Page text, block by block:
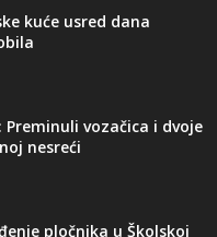
kuće usred dana
vozačica i dvoje
nesreći
pločnika u Školskoj